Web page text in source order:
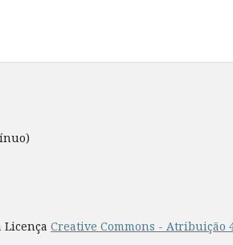
Licença Creative Commons - Atribuição